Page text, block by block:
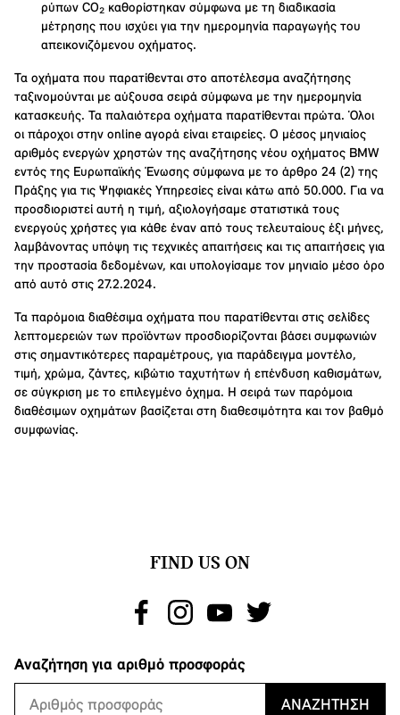
ρύπων CO₂ καθορίστηκαν σύμφωνα με τη διαδικασία
μέτρησης που ισχύει για την ημερομηνία παραγωγής του
απεικονιζόμενου οχήματος.
Τα οχήματα που παρατίθενται στο αποτέλεσμα αναζήτησης
ταξινομούνται με αύξουσα σειρά σύμφωνα με την ημερομηνία
κατασκευής. Τα παλαιότερα οχήματα παρατίθενται πρώτα. Όλοι
οι πάροχοι στην online αγορά είναι εταιρείες. Ο μέσος μηνιαίος
αριθμός ενεργών χρηστών της αναζήτησης νέου οχήματος BMW
εντός της Ευρωπαϊκής Ένωσης σύμφωνα με το άρθρο 24 (2) της
Πράξης για τις Ψηφιακές Υπηρεσίες είναι κάτω από 50.000. Για να
προσδιοριστεί αυτή η τιμή, αξιολογήσαμε στατιστικά τους
ενεργούς χρήστες για κάθε έναν από τους τελευταίους έξι μήνες,
λαμβάνοντας υπόψη τις τεχνικές απαιτήσεις και τις απαιτήσεις για
την προστασία δεδομένων, και υπολογίσαμε τον μηνιαίο μέσο όρο
από αυτό στις 27.2.2024.
Τα παρόμοια διαθέσιμα οχήματα που παρατίθενται στις σελίδες
λεπτομερειών των προϊόντων προσδιορίζονται βάσει συμφωνιών
στις σημαντικότερες παραμέτρους, για παράδειγμα μοντέλο,
τιμή, χρώμα, ζάντες, κιβώτιο ταχυτήτων ή επένδυση καθισμάτων,
σε σύγκριση με το επιλεγμένο όχημα. Η σειρά των παρόμοια
διαθέσιμων οχημάτων βασίζεται στη διαθεσιμότητα και τον βαθμό
συμφωνίας.
FIND US ON
Αναζήτηση για αριθμό προσφοράς
ΑΝΑΖΉΤΗΣΗ